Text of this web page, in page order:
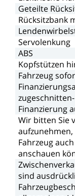
Geteilte
Rücksitzbank
Servolenkung
ABS
Kopfstützen
Fahrzeug
zugeschnitten-
Finanzierung
Wir bitten Sie
aufzunehmen,
Fahrzeugauch
anschauen
sind